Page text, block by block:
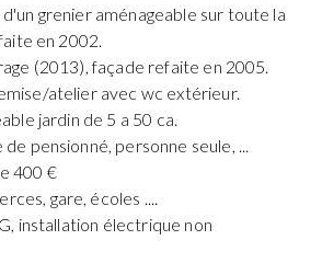
grenier aménageable sur toute la
en 2002.
(2013), façade refaite en 2005.
atelier avec wc extérieur.
jardin de 5 a 50 ca.
pensionné, personne seule, ...
400 €
gare, écoles ....
installation électrique non